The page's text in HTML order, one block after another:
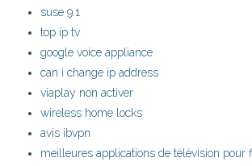
suse 9.1
top ip tv
google voice appliance
can i change ip address
viaplay non activer
wireless home locks
avis ibvpn
meilleures applications de télévision pour